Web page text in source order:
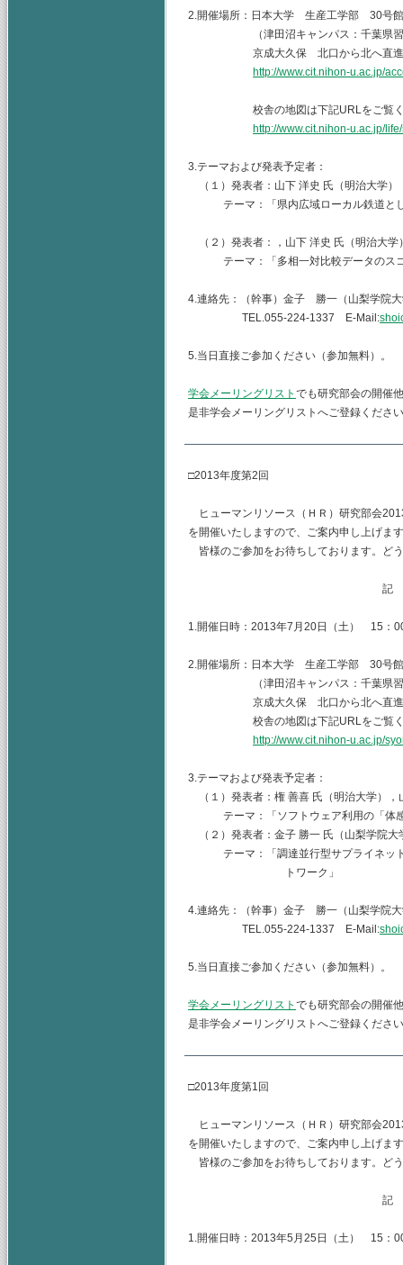
2.開催場所：日本大学 生産工学部 30号
（津田沼キャンパス：千葉県習志
京成大久保 北口から北へ直進
http://www.cit.nihon-u.ac.jp/
校舎の地図は下記URLをご覧くだ
http://www.cit.nihon-u.ac.jp/
3.テーマおよび発表予定者：
（１）発表者：山下 洋史 氏（明治大学）
テーマ：「県内広域ローカル鉄道とし
（２）発表者：，山下 洋史 氏（明治大学
テーマ：「多相一対比較データのスコ
4.連絡先：（幹事）金子 勝一（山梨学院
TEL.055-224-1337 E-Mail:
5.当日直接ご参加ください（参加無料）。
学会メーリングリスト でも研究部会の開催
是非学会メーリングリストへご登録くださ
□2013年度第2回
ヒューマンリソース（ＨＲ）研究部会
を開催いたしますので、ご案内申し上げま
皆様のご参加をお待ちしております。ど
記
1.開催日時：2013年7月20日（土） 15：
2.開催場所：日本大学 生産工学部 30号
（津田沼キャンパス：千葉県習志
京成大久保 北口から北へ直進
校舎の地図は下記URLをご覧くだ
http://www.cit.nihon-u.ac.jp/
3.テーマおよび発表予定者：
（１）発表者：権 善喜 氏（明治大学），
テーマ：「ソフトウェア利用の「体感
（２）発表者：金子 勝一 氏（山梨学院大
テーマ：「調達並行型サプライネット
トワーク」
4.連絡先：（幹事）金子 勝一（山梨学院
TEL.055-224-1337 E-Mail:
5.当日直接ご参加ください（参加無料）。
学会メーリングリスト でも研究部会の開催
是非学会メーリングリストへご登録くださ
□2013年度第1回
ヒューマンリソース（ＨＲ）研究部会
を開催いたしますので、ご案内申し上げま
皆様のご参加をお待ちしております。ど
記
1.開催日時：2013年5月25日（土） 15：